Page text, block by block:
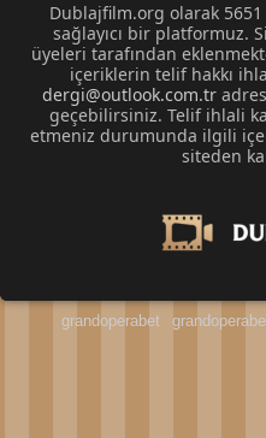
Dublajfilm.org olarak 5651
sağlayıcı bir platformuz.
üyeleri tarafından
içeriklerin telif hakkı
dergi@outlook.com.tr
geçebilirsiniz. Telif ihlali
etmeniz durumunda ilgili
siteden
grandoperabet